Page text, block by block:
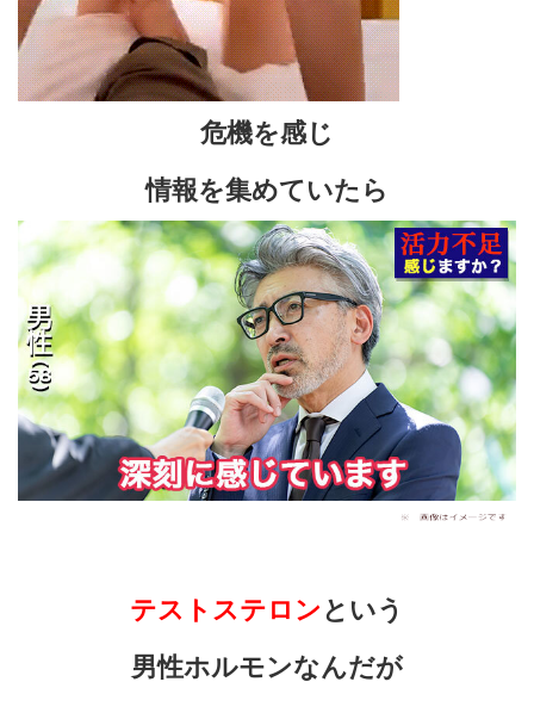
危機を感じ
情報を集めていたら
テストステロンという
男性ホルモンなんだが